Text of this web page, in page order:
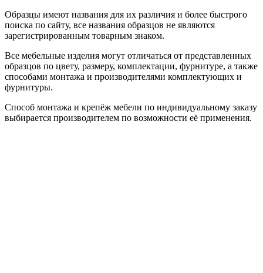
Образцы имеют названия для их различия и более быстрого
поиска по сайту, все названия образцов не являются
зарегистрированным товарным знаком.
Все мебельные изделия могут отличаться от представленных
образцов по цвету, размеру, комплектации, фурнитуре, а также
способами монтажа и производителями комплектующих и
фурнитуры.
Способ монтажа и крепёж мебели по индивидуальному заказу
выбирается производителем по возможности её применения.